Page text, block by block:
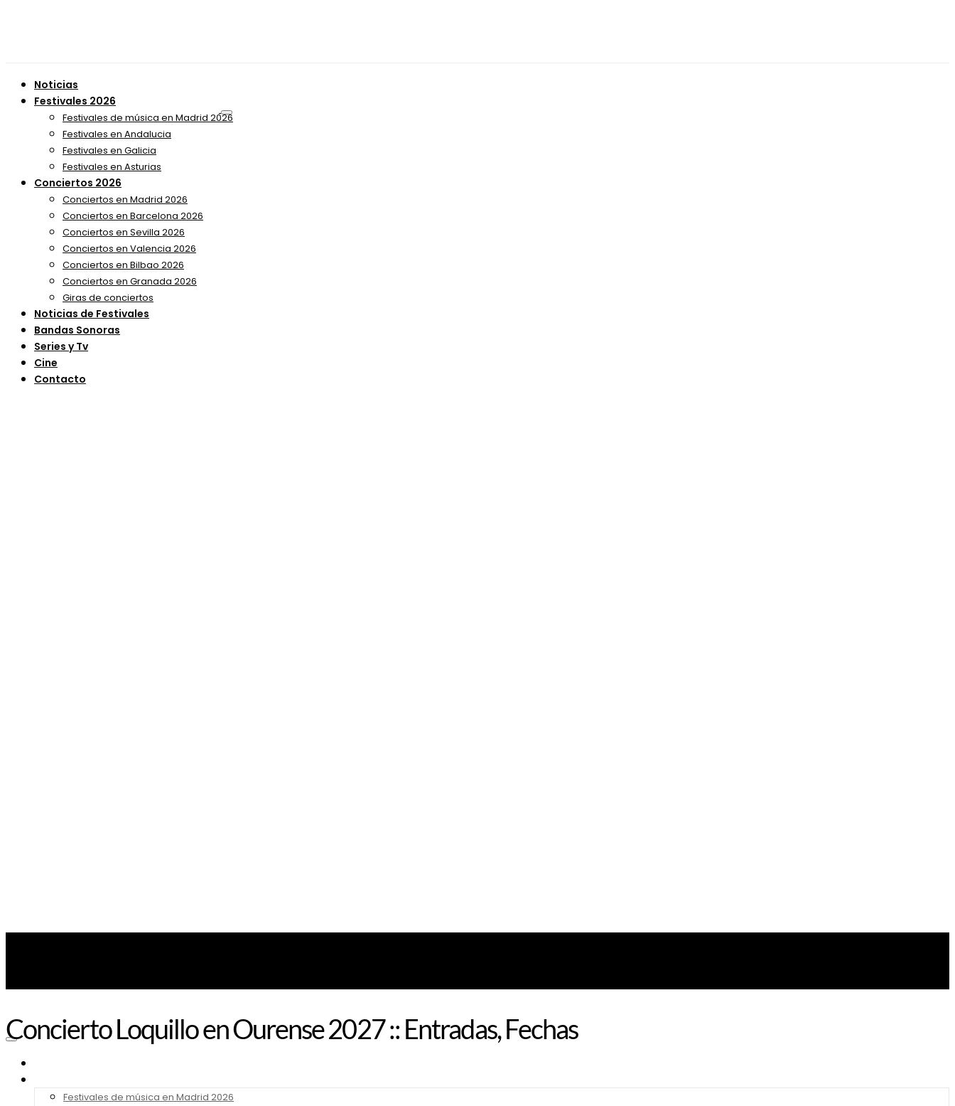
Noticias
Festivales 2026
Festivales de música en Madrid 2026
Festivales en Andalucia
Festivales en Galicia
Festivales en Asturias
Conciertos 2026
Conciertos en Madrid 2026
Conciertos en Barcelona 2026
Conciertos en Sevilla 2026
Conciertos en Valencia 2026
Conciertos en Bilbao 2026
Conciertos en Granada 2026
Giras de conciertos
Noticias de Festivales
Bandas Sonoras
Series y Tv
Cine
Contacto
Festivales de música en Madrid 2026
Concierto Loquillo en Ourense 2027 :: Entradas, Fechas